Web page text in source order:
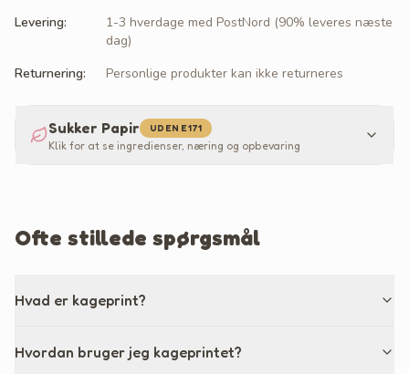
Levering:
1-3 hverdage med PostNord (90% leveres næste
dag)
Returnering: Personlige produkter kan ikke returneres
Sukker Papir UDEN E171
Klik for at se ingredienser, næring og opbevaring
Ofte stillede spørgsmål
Hvad er kageprint?
Hvordan bruger jeg kageprintet?